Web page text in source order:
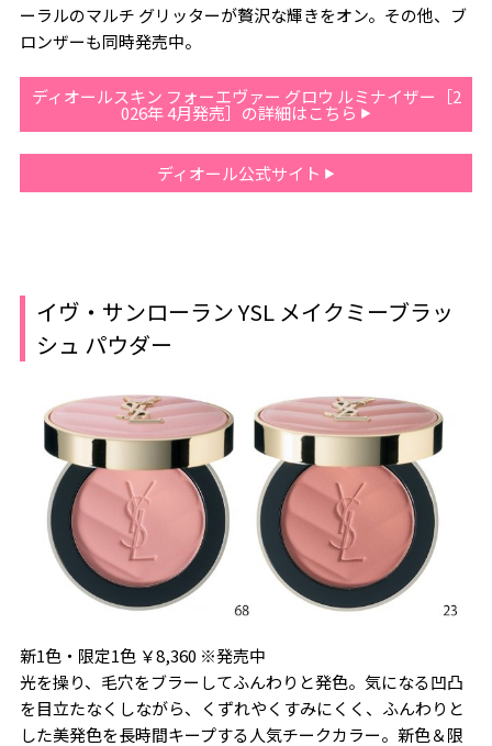
ーラルのマルチ グリッターが贅沢な輝きをオン。その他、ブ
ロンザーも同時発売中。
ディオールスキン フォーエヴァー グロウ ルミナイザー［2
026年 4月発売］の詳細はこちら
ディオール公式サイト
イヴ・サンローラン YSL メイクミーブラッ
シュ パウダー
新1色・限定1色 ￥8,360 ※発売中
光を操り、毛穴をブラーしてふんわりと発色。気になる凹凸
を目立たなくしながら、くずれやくすみにくく、ふんわりと
した美発色を長時間キープする人気チークカラー。新色＆限